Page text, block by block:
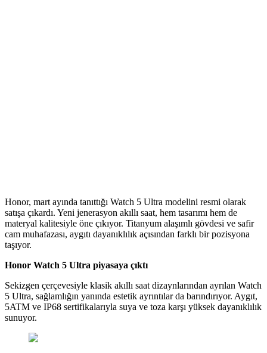
Honor, mart ayında tanıttığı Watch 5 Ultra modelini resmi olarak
satışa çıkardı. Yeni jenerasyon akıllı saat, hem tasarımı hem de
materyal kalitesiyle öne çıkıyor. Titanyum alaşımlı gövdesi ve safir
cam muhafazası, aygıtı dayanıklılık açısından farklı bir pozisyona
taşıyor.
Honor Watch 5 Ultra piyasaya çıktı
Sekizgen çerçevesiyle klasik akıllı saat dizaynlarından ayrılan Watch
5 Ultra, sağlamlığın yanında estetik ayrıntılar da barındırıyor. Aygıt,
5ATM ve IP68 sertifikalarıyla suya ve toza karşı yüksek dayanıklılık
sunuyor.